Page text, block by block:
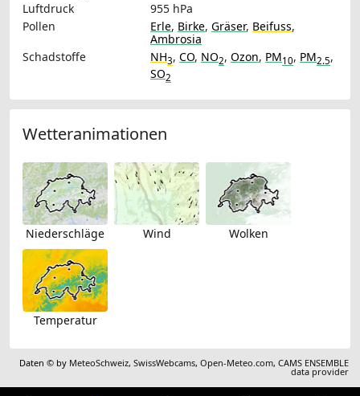
Luftdruck
955 hPa
Pollen
Erle, Birke, Gräser, Beifuss,
Ambrosia
Schadstoffe
NH3, CO, NO2, Ozon, PM10, PM2.5,
SO2
Wetteranimationen
Niederschläge Wind Wolken
Temperatur
Daten © by MeteoSchweiz,SwissWebcams,Open-Meteo.com,CAMS ENSEMBLE
data provider